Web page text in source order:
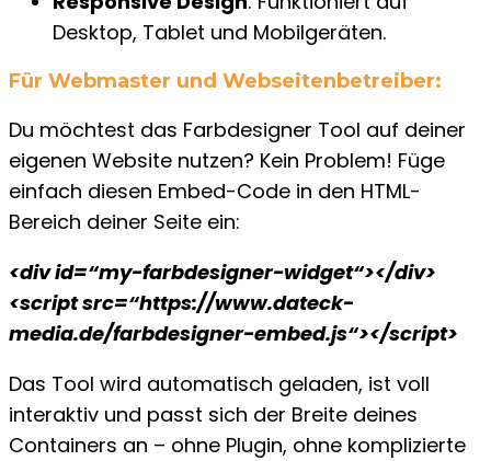
Desktop, Tablet und Mobilgeräten.
Für Webmaster und Webseitenbetreiber:
Du möchtest das Farbdesigner Tool auf deiner
eigenen Website nutzen? Kein Problem! Füge
einfach diesen Embed-Code in den HTML-
Bereich deiner Seite ein:
<div id=“my-farbdesigner-widget“></div>
<script src=“https://www.dateck-
media.de/farbdesigner-embed.js“></script>
Das Tool wird automatisch geladen, ist voll
interaktiv und passt sich der Breite deines
Containers an – ohne Plugin, ohne komplizierte